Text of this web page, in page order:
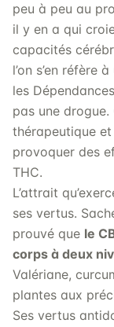
peu à peu au
il y en a qui
capacités
l’on s’en réfère
les
pas une
thérapeutique et
provoquer des
THC.
L’attrait
ses vertus.
prouvé que le
corps à deux
Valériane,
plantes aux
Ses vertus